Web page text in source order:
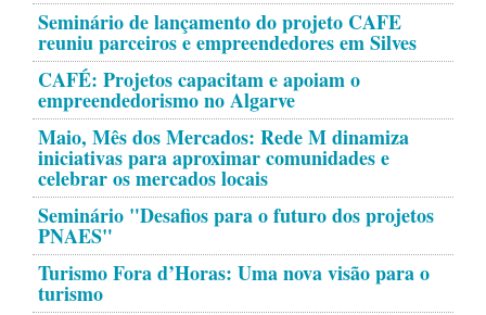
Seminário de lançamento do projeto CAFE
reuniu parceiros e empreendedores em Silves
CAFÉ: Projetos capacitam e apoiam o
empreendedorismo no Algarve
Maio, Mês dos Mercados: Rede M dinamiza
iniciativas para aproximar comunidades e
celebrar os mercados locais
Seminário "Desafios para o futuro dos projetos
PNAES"
Turismo Fora d’Horas: Uma nova visão para o
turismo